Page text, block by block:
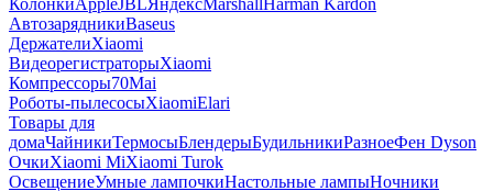
КолонкиAppleJBLЯндексMarshallHarman Kardon
АвтозарядникиBaseus
ДержателиXiaomi
ВидеорегистраторыXiaomi
Компрессоры70Mai
Роботы-пылесосыXiaomiElari
Товары для
домаЧайникиТермосыБлендерыБудильникиРазноеФен Dyson
ОчкиXiaomi MiXiaomi Turok
ОсвещениеУмные лампочкиНастольные лампыНочники